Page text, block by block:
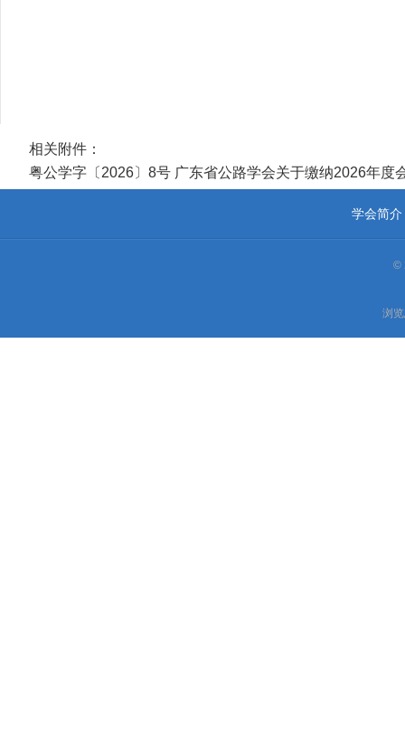
相关附件：
粤公学字〔2026〕8号 广东省公路学会关于缴纳2026年度
学会简介
©
浏